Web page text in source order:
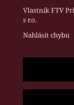
Vlastník FTV
s r.o.
Nahlásit chybu